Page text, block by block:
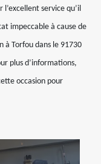
service qu’il
impeccable à cause de
à Torfou dans le 91730
plus d’informations,
occasion pour